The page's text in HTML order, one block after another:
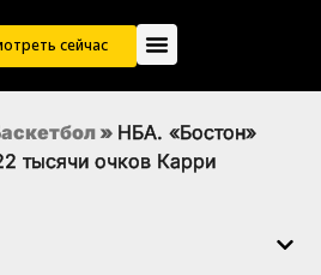
сейчас
» НБА. «Бостон»
тысячи очков Карри